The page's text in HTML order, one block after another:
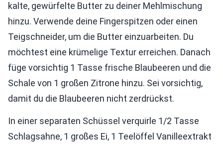
kalte, gewürfelte Butter zu deiner Mehlmischung
hinzu. Verwende deine Fingerspitzen oder einen
Teigschneider, um die Butter einzuarbeiten. Du
möchtest eine krümelige Textur erreichen. Danach
füge vorsichtig 1 Tasse frische Blaubeeren und die
Schale von 1 großen Zitrone hinzu. Sei vorsichtig,
damit du die Blaubeeren nicht zerdrückst.
In einer separaten Schüssel verquirle 1/2 Tasse
Schlagsahne, 1 großes Ei, 1 Teelöffel Vanilleextrakt